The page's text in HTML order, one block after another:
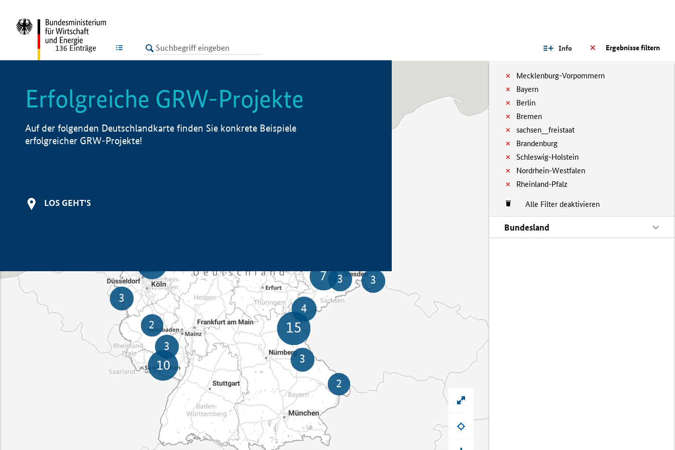
LISTE Ergebnisse filtern
Info
Mecklenburg-Vorpommern
Bayern
Berlin
Bremen
sachsen__freistaat
Brandenburg
Schleswig-Holstein
Nordrhein-Westfalen
Rheinland-Pfalz
Alle Filter deaktivieren
Bundesland
136 Einträge
Erfolgreiche GRW-Projekte
Auf der folgenden Deutschlandkarte finden Sie konkrete Beispiele
erfolgreicher GRW-Projekte!
LOS GEHT'S